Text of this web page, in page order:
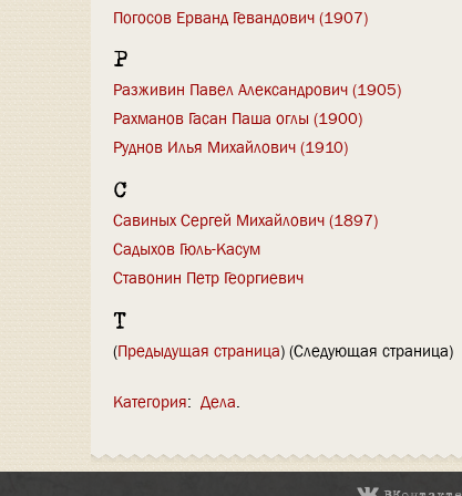
Погосов Ерванд Гевандович (1907)
Р
Разживин Павел Александрович (1905)
Рахманов Гасан Паша оглы (1900)
Руднов Илья Михайлович (1910)
С
Савиных Сергей Михайлович (1897)
Садыхов Гюль-Касум
Ставонин Петр Георгиевич
Т
(Предыдущая страница) (Следующая страница)
Категория: Дела